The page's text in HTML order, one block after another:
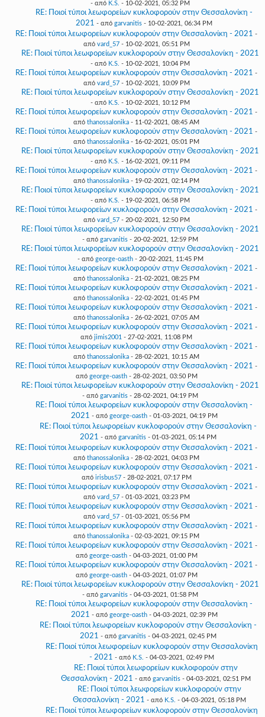
- από K.S. - 10-02-2021, 05:32 PM
RE: Ποιοί τύποι λεωφορείων κυκλοφορούν στην Θεσσαλονίκη -
2021 - από garvanitis - 10-02-2021, 06:34 PM
RE: Ποιοί τύποι λεωφορείων κυκλοφορούν στην Θεσσαλονίκη - 2021 -
από vard_57- 10-02-2021, 05:51 PM
RE: Ποιοί τύποι λεωφορείων κυκλοφορούν στην Θεσσαλονίκη - 2021
- από K.S. - 10-02-2021, 10:04 PM
RE: Ποιοί τύποι λεωφορείων κυκλοφορούν στην Θεσσαλονίκη - 2021 -
από vard_57- 10-02-2021, 10:09 PM
RE: Ποιοί τύποι λεωφορείων κυκλοφορούν στην Θεσσαλονίκη - 2021
- από K.S. - 10-02-2021, 10:12 PM
RE: Ποιοί τύποι λεωφορείων κυκλοφορούν στην Θεσσαλονίκη - 2021 -
από thanossalonika - 11-02-2021, 08:45 AM
RE: Ποιοί τύποι λεωφορείων κυκλοφορούν στην Θεσσαλονίκη - 2021 -
από thanossalonika - 16-02-2021, 05:01 PM
RE: Ποιοί τύποι λεωφορείων κυκλοφορούν στην Θεσσαλονίκη - 2021
- από K.S. - 16-02-2021, 09:11 PM
RE: Ποιοί τύποι λεωφορείων κυκλοφορούν στην Θεσσαλονίκη - 2021 -
από thanossalonika - 19-02-2021, 02:14 PM
RE: Ποιοί τύποι λεωφορείων κυκλοφορούν στην Θεσσαλονίκη - 2021
- από K.S. - 19-02-2021, 06:58 PM
RE: Ποιοί τύποι λεωφορείων κυκλοφορούν στην Θεσσαλονίκη - 2021 -
από vard_57- 20-02-2021, 12:50 PM
RE: Ποιοί τύποι λεωφορείων κυκλοφορούν στην Θεσσαλονίκη - 2021
- από garvanitis - 20-02-2021, 12:59 PM
RE: Ποιοί τύποι λεωφορείων κυκλοφορούν στην Θεσσαλονίκη - 2021
- από george-oasth- 20-02-2021, 11:45 PM
RE: Ποιοί τύποι λεωφορείων κυκλοφορούν στην Θεσσαλονίκη - 2021 -
από thanossalonika - 21-02-2021, 08:25 PM
RE: Ποιοί τύποι λεωφορείων κυκλοφορούν στην Θεσσαλονίκη - 2021 -
από thanossalonika - 22-02-2021, 01:45 PM
RE: Ποιοί τύποι λεωφορείων κυκλοφορούν στην Θεσσαλονίκη - 2021 -
από thanossalonika - 26-02-2021, 07:05 AM
RE: Ποιοί τύποι λεωφορείων κυκλοφορούν στην Θεσσαλονίκη - 2021 -
από jimis2001 - 27-02-2021, 11:08 PM
RE: Ποιοί τύποι λεωφορείων κυκλοφορούν στην Θεσσαλονίκη - 2021 -
από thanossalonika - 28-02-2021, 10:15 AM
RE: Ποιοί τύποι λεωφορείων κυκλοφορούν στην Θεσσαλονίκη - 2021 -
από george-oasth- 28-02-2021, 03:50 PM
RE: Ποιοί τύποι λεωφορείων κυκλοφορούν στην Θεσσαλονίκη - 2021
- από garvanitis - 28-02-2021, 04:19 PM
RE: Ποιοί τύποι λεωφορείων κυκλοφορούν στην Θεσσαλονίκη -
2021 - από george-oasth- 01-03-2021, 04:19 PM
RE: Ποιοί τύποι λεωφορείων κυκλοφορούν στην Θεσσαλονίκη -
2021 - από garvanitis- 01-03-2021, 05:14 PM
RE: Ποιοί τύποι λεωφορείων κυκλοφορούν στην Θεσσαλονίκη - 2021 -
από thanossalonika - 28-02-2021, 04:03 PM
RE: Ποιοί τύποι λεωφορείων κυκλοφορούν στην Θεσσαλονίκη - 2021 -
από irisbus57- 28-02-2021, 07:17 PM
RE: Ποιοί τύποι λεωφορείων κυκλοφορούν στην Θεσσαλονίκη - 2021 -
από vard_57- 01-03-2021, 03:23 PM
RE: Ποιοί τύποι λεωφορείων κυκλοφορούν στην Θεσσαλονίκη - 2021 -
από vard_57- 01-03-2021, 05:56 PM
RE: Ποιοί τύποι λεωφορείων κυκλοφορούν στην Θεσσαλονίκη - 2021 -
από thanossalonika - 02-03-2021, 09:15 PM
RE: Ποιοί τύποι λεωφορείων κυκλοφορούν στην Θεσσαλονίκη - 2021 -
από george-oasth- 04-03-2021, 01:00 PM
RE: Ποιοί τύποι λεωφορείων κυκλοφορούν στην Θεσσαλονίκη - 2021 -
από george-oasth- 04-03-2021, 01:07 PM
RE: Ποιοί τύποι λεωφορείων κυκλοφορούν στην Θεσσαλονίκη - 2021
- από garvanitis - 04-03-2021, 01:58 PM
RE: Ποιοί τύποι λεωφορείων κυκλοφορούν στην Θεσσαλονίκη -
2021 - από george-oasth- 04-03-2021, 02:39 PM
RE: Ποιοί τύποι λεωφορείων κυκλοφορούν στην Θεσσαλονίκη -
2021 - από garvanitis- 04-03-2021, 02:45 PM
RE: Ποιοί τύποι λεωφορείων κυκλοφορούν στην Θεσσαλονίκη
- 2021 - από K.S. - 04-03-2021, 02:49 PM
RE: Ποιοί τύποι λεωφορείων κυκλοφορούν στην
Θεσσαλονίκη - 2021 - από garvanitis- 04-03-2021, 02:51 PM
RE: Ποιοί τύποι λεωφορείων κυκλοφορούν στην
Θεσσαλονίκη - 2021 - από K.S. - 04-03-2021, 05:18 PM
RE: Ποιοί τύποι λεωφορείων κυκλοφορούν στην Θεσσαλονίκη